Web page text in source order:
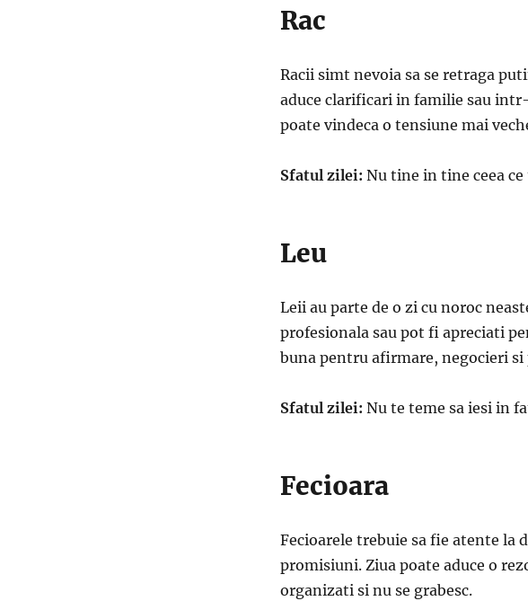
Rac
Racii simt nevoia sa se retraga
aduce clarificari in familie sau
poate vindeca o tensiune mai
Sfatul zilei: Nu tine in tine ceea ce
Leu
Leii au parte de o zi cu noroc
profesionala sau pot fi apreciati
buna pentru afirmare, negocieri
Sfatul zilei: Nu te teme sa iesi in
Fecioara
Fecioarele trebuie sa fie atente la
promisiuni. Ziua poate aduce o
organizati si nu se grabesc.